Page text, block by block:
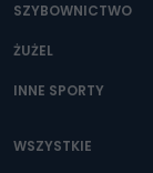
SZYBOWNICTWO
ŻUŻEL
INNE SPORTY
WSZYSTKIE